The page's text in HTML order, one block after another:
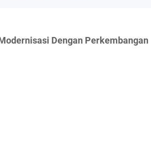
Dengan Perkembangan